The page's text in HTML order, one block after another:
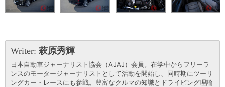
Writer: 萩原秀輝
日本自動車ジャーナリスト協会（AJAJ）会員。在学中からフリーラ
ンスのモータージャーナリストとして活動を開始し、同時期にツーリ
ングカー・レースにも参戦。豊富なクルマの知識とドライビング理論